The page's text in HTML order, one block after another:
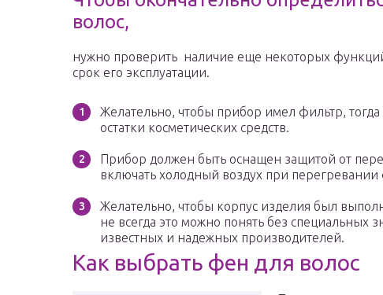
волос,
нужно проверить наличие еще некоторых
срок его эксплуатации.
Желательно, чтобы прибор имел фильтр,
остатки косметических средств.
Прибор должен быть оснащен защитой от
включать холодный воздух при перегревании
Желательно, чтобы корпус изделия был
не всегда это можно понять без специальных
известных и надежных производителей.
Как выбрать фен для волос